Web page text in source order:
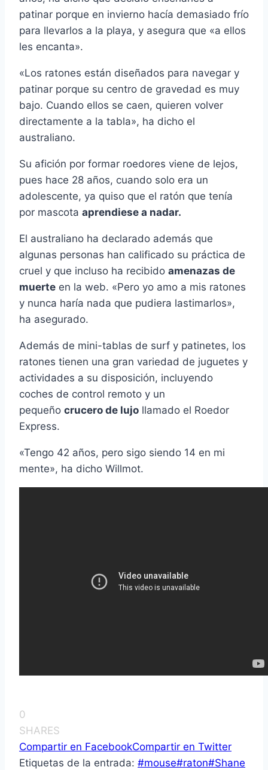
patinar porque en invierno hacía demasiado frío
para llevarlos a la playa, y asegura que «a ellos
les encanta».
«Los ratones están diseñados para navegar y
patinar porque su centro de gravedad es muy
bajo. Cuando ellos se caen, quieren volver
directamente a la tabla», ha dicho el
australiano.
Su afición por formar roedores viene de lejos,
pues hace 28 años, cuando solo era un
adolescente, ya quiso que el ratón que tenía
por mascota aprendiese a nadar.
El australiano ha declarado además que
algunas personas han calificado su práctica de
cruel y que incluso ha recibido amenazas de
muerte en la web. «Pero yo amo a mis ratones
y nunca haría nada que pudiera lastimarlos»,
ha asegurado.
Además de mini-tablas de surf y patinetes, los
ratones tienen una gran variedad de juguetes y
actividades a su disposición, incluyendo
coches de control remoto y un
pequeño crucero de lujo llamado el Roedor
Express.
«Tengo 42 años, pero sigo siendo 14 en mi
mente», ha dicho Willmot.
0
SHARES
Compartir en FacebookCompartir en Twitter
Etiquetas de la entrada: #mouse#raton#Shane